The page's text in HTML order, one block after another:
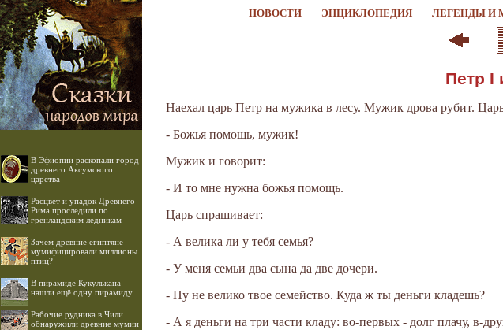
НОВОСТИ ЭНЦИКЛОПЕДИЯ ЛЕГЕНДЫ И
В Эфиопии раскопали город
древнего Аксумского
царства
Расцвет и упадок Древнего
Рима проследили по
гренландским ледникам
Зачем древние египтяне
мумифицировали миллионы
птиц?
В пирамиде Кукулькана
нашли ещё одну пирамиду
Рабочие рудника в Чили
обнаружили древние мумии
Петр I
Наехал царь Петр на мужика в лесу. Мужик дрова рубит.
- Божья помощь, мужик!
Мужик и говорит:
- И то мне нужна божья помощь.
Царь спрашивает:
- А велика ли у тебя семья?
- У меня семьи два сына да две дочери.
- Ну не велико твое семейство. Куда ж ты деньги кладешь?
- А я деньги на три части кладу: во-первых - долг плачу, в-